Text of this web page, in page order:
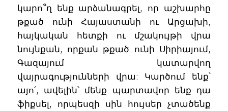
կարո՞ղ ենք արձանագրել, որ աշխարհը
թքած ունի Հայաստանի ու Արցախի,
հայկական հետքի ու մշակույթի վրա
նույնքան, որքան թքած ունի Սիրիայում,
Գազայում կատարվող
վայրագությունների վրա: Կարծում ենք՝
այո՛, ավելին՝ մենք պարտավոր ենք դա
ֆիքսել, որպեսզի սին հույսեր չտածենք